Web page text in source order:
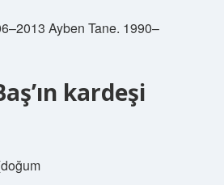
Ayben Tane. 1990–
kardeşi